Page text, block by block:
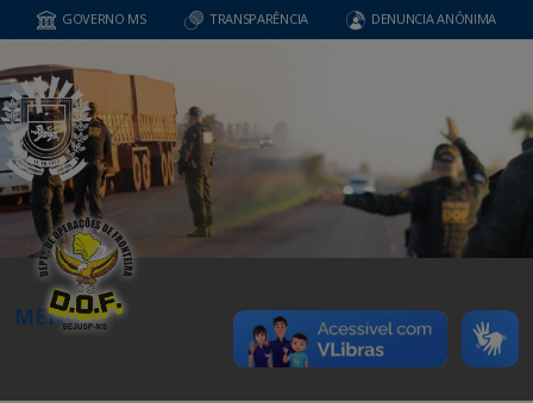
GOVERNO MS TRANSPARÊNCIA DENUNCIA ANÔNIMA
MENU